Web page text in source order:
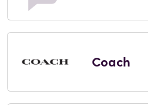
Coach